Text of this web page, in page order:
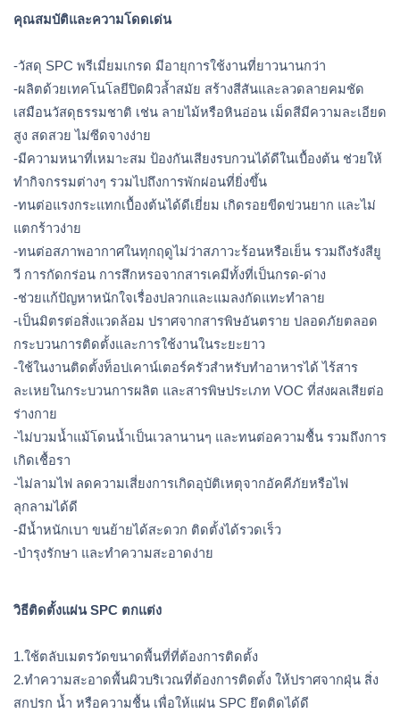
คุณสมบัติและความโดดเด่น
-วัสดุ SPC พรีเมี่ยมเกรด มีอายุการใช้งานที่ยาวนานกว่า
-ผลิตด้วยเทคโนโลยีปิดผิวล้ำสมัย สร้างสีสันและลวดลายคมชัด
เสมือนวัสดุธรรมชาติ เช่น ลายไม้หรือหินอ่อน เม็ดสีมีความละเอียด
สูง สดสวย ไม่ซีดจางง่าย
-มีความหนาที่เหมาะสม ป้องกันเสียงรบกวนได้ดีในเบื้องต้น ช่วยให้
ทำกิจกรรมต่างๆ รวมไปถึงการพักผ่อนที่ยิ่งขึ้น
-ทนต่อแรงกระแทกเบื้องต้นได้ดีเยี่ยม เกิดรอยขีดข่วนยาก และไม่
แตกร้าวง่าย
-ทนต่อสภาพอากาศในทุกฤดูไม่ว่าสภาวะร้อนหรือเย็น รวมถึงรังสียู
วี การกัดกร่อน การสึกหรอจากสารเคมีทั้งที่เป็นกรด-ด่าง
-ช่วยแก้ปัญหาหนักใจเรื่องปลวกและแมลงกัดแทะทำลาย
-เป็นมิตรต่อสิ่งแวดล้อม ปราศจากสารพิษอันตราย ปลอดภัยตลอด
กระบวนการติดตั้งและการใช้งานในระยะยาว
-ใช้ในงานติดตั้งท็อปเคาน์เตอร์ครัวสำหรับทำอาหารได้ ไร้สาร
ละเหยในกระบวนการผลิต และสารพิษประเภท VOC ที่ส่งผลเสียต่อ
ร่างกาย
-ไม่บวมน้ำแม้โดนน้ำเป็นเวลานานๆ และทนต่อความชื้น รวมถึงการ
เกิดเชื้อรา
-ไม่ลามไฟ ลดความเสี่ยงการเกิดอุบัติเหตุจากอัคคีภัยหรือไฟ
ลุกลามได้ดี
-มีน้ำหนักเบา ขนย้ายได้สะดวก ติดตั้งได้รวดเร็ว
-บำรุงรักษา และทำความสะอาดง่าย
วิธีติดตั้งแผ่น SPC ตกแต่ง
1.ใช้ตลับเมตรวัดขนาดพื้นที่ที่ต้องการติดตั้ง
2.ทำความสะอาดพื้นผิวบริเวณที่ต้องการติดตั้ง ให้ปราศจากฝุ่น สิ่ง
สกปรก น้ำ หรือความชื้น เพื่อให้แผ่น SPC ยึดติดได้ดี